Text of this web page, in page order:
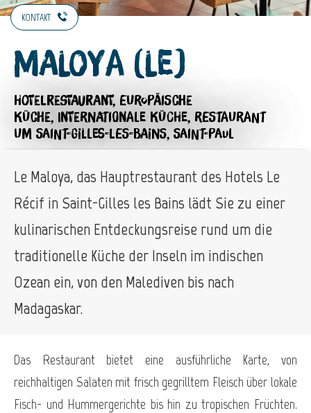
KONTAKT
Maloya (Le)
HOTELRESTAURANT, EUROPÄISCHE
KÜCHE, INTERNATIONALE KÜCHE, RESTAURANT
UM SAINT-GILLES-LES-BAINS, SAINT-PAUL
Le Maloya, das Hauptrestaurant des Hotels Le
Récif in Saint-Gilles les Bains lädt Sie zu einer
kulinarischen Entdeckungsreise rund um die
traditionelle Küche der Inseln im indischen
Ozean ein, von den Malediven bis nach
Madagaskar.
Das Restaurant bietet eine ausführliche Karte, von
reichhaltigen Salaten mit frisch gegrilltem Fleisch über lokale
Fisch- und Hummergerichte bis hin zu tropischen Früchten.